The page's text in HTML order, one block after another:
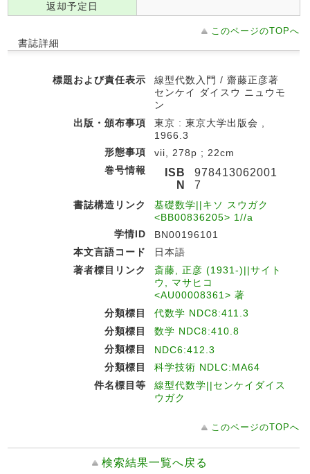
返却予定日
このページのTOPへ
書誌詳細
標題および責任表示
線型代数入門 / 齋藤正彦著
センケイ ダイスウ ニュウモ
ン
出版・頒布事項
東京 : 東京大学出版会 ,
1966.3
形態事項
vii, 278p ; 22cm
巻号情報
ISB
N
978413062001
7
書誌構造リンク
基礎数学||キソ スウガク
<BB00836205> 1//a
学情ID
BN00196101
本文言語コード
日本語
著者標目リンク
斎藤, 正彦 (1931-)||サイト
ウ, マサヒコ
<AU00008361> 著
分類標目
代数学 NDC8:411.3
分類標目
数学 NDC8:410.8
分類標目
NDC6:412.3
分類標目
科学技術 NDLC:MA64
件名標目等
線型代数学||センケイダイス
ウガク
このページのTOPへ
検索結果一覧へ戻る